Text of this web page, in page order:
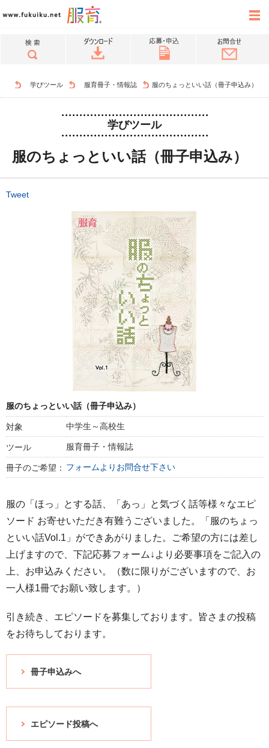
学びツール 服育冊子・情報誌 服のちょっといい話（冊子申込み）
学びツール
服のちょっといい話（冊子申込み）
Tweet
服のちょっといい話（冊子申込み）
対象 中学生～高校生
ツール 服育冊子・情報誌
冊子のご希望： フォームよりお問合せ下さい
服の「ほっ」とする話、「あっ」と気づく話等様々なエピ
ソード お寄せいただき有難うございました。「服のちょっ
といい話Vol.1」ができあがりました。ご希望の方には差し
上げますので、下記応募フォーム↓より必要事項をご記入の
上、お申込みください。（数に限りがございますので、お
一人様1冊でお願い致します。）
引き続き、エピソードを募集しております。皆さまの投稿
をお待ちしております。
冊子申込みへ
エピソード投稿へ